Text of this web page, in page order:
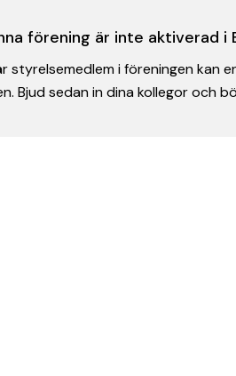
förening är inte aktiverad i
styrelsemedlem i föreningen kan
Bjud sedan in dina kollegor och